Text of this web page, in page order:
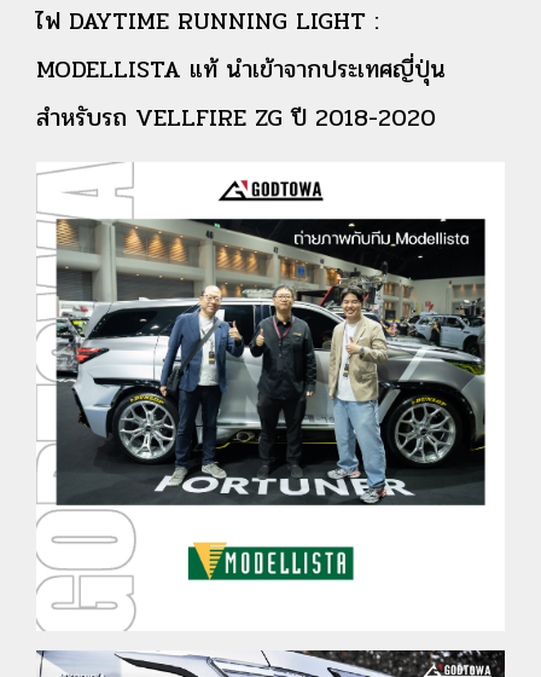
ไฟ DAYTIME RUNNING LIGHT :
MODELLISTA แท้ นำเข้าจากประเทศญี่ปุ่น
สำหรับรถ VELLFIRE ZG ปี 2018-2020